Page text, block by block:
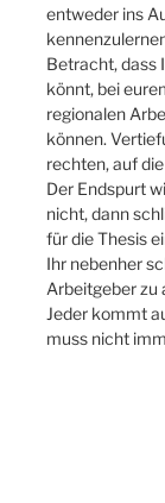
entweder ins
Betracht, dass
könnt, bei
regionalen
können.
rechten, auf
Der Endspurt
nicht, dann
für die Thesis
Ihr nebenher
Arbeitgeber zu
Jeder kommt
muss nicht